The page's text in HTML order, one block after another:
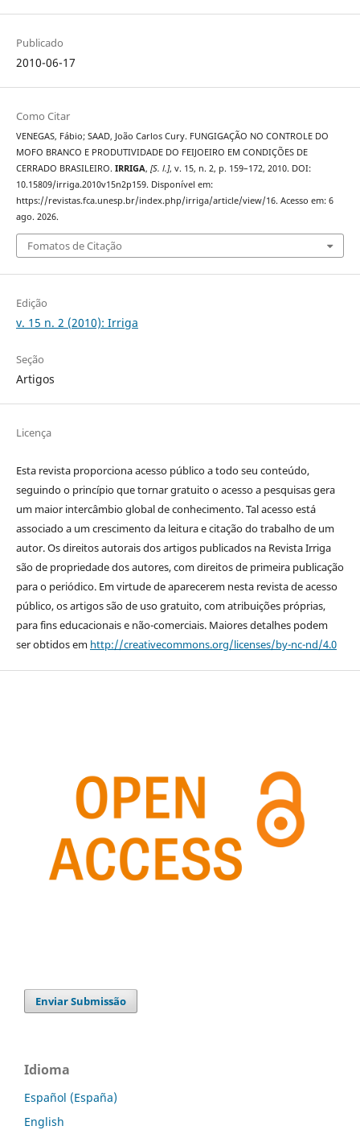
Publicado
2010-06-17
Como Citar
VENEGAS, Fábio; SAAD, João Carlos Cury. FUNGIGAÇÃO NO CONTROLE DO
MOFO BRANCO E PRODUTIVIDADE DO FEIJOEIRO EM CONDIÇÕES DE
CERRADO BRASILEIRO. IRRIGA, [S. l.], v. 15, n. 2, p. 159–172, 2010. DOI:
10.15809/irriga.2010v15n2p159. Disponível em:
https://revistas.fca.unesp.br/index.php/irriga/article/view/16. Acesso em: 6
ago. 2026.
Fomatos de Citação
Edição
v. 15 n. 2 (2010): Irriga
Seção
Artigos
Licença
Esta revista proporciona acesso público a todo seu conteúdo,
seguindo o princípio que tornar gratuito o acesso a pesquisas gera
um maior intercâmbio global de conhecimento. Tal acesso está
associado a um crescimento da leitura e citação do trabalho de um
autor. Os direitos autorais dos artigos publicados na Revista Irriga
são de propriedade dos autores, com direitos de primeira publicação
para o periódico. Em virtude de aparecerem nesta revista de acesso
público, os artigos são de uso gratuito, com atribuições próprias,
para fins educacionais e não-comerciais. Maiores detalhes podem
ser obtidos em http://creativecommons.org/licenses/by-nc-nd/4.0
Enviar Submissão
Idioma
Español (España)
English